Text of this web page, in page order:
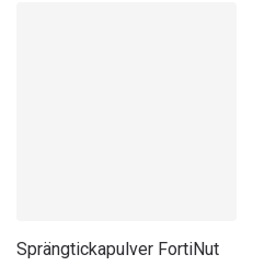
Sprängtickapulver FortiNut